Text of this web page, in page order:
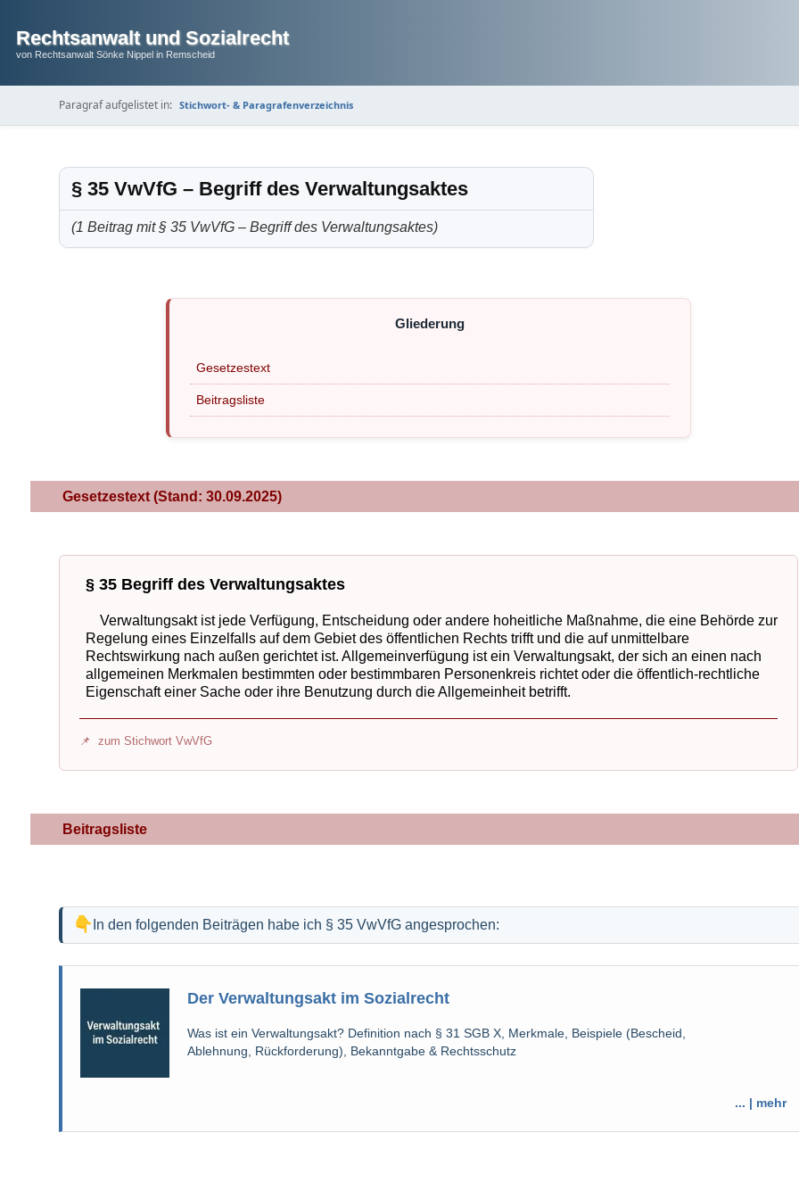
Rechtsanwalt und Sozialrecht
von Rechtsanwalt Sönke Nippel in Remscheid
Paragraf aufgelistet in: Stichwort- & Paragrafenverzeichnis
§ 35 VwVfG – Begriff des Verwaltungsaktes
(1 Beitrag mit § 35 VwVfG – Begriff des Verwaltungsaktes)
Gesetzestext
Beitragsliste
Gesetzestext (Stand: 30.09.2025)
§ 35 Begriff des Verwaltungsaktes
Verwaltungsakt ist jede Verfügung, Entscheidung oder andere hoheitliche Maßnahme, die eine Behörde zur
Regelung eines Einzelfalls auf dem Gebiet des öffentlichen Rechts trifft und die auf unmittelbare
Rechtswirkung nach außen gerichtet ist. Allgemeinverfügung ist ein Verwaltungsakt, der sich an einen nach
allgemeinen Merkmalen bestimmten oder bestimmbaren Personenkreis richtet oder die öffentlich-rechtliche
Eigenschaft einer Sache oder ihre Benutzung durch die Allgemeinheit betrifft.
zum Stichwort VwVfG
Beitragsliste
In den folgenden Beiträgen habe ich § 35 VwVfG angesprochen:
Der Verwaltungsakt im Sozialrecht
Was ist ein Verwaltungsakt? Definition nach § 31 SGB X, Merkmale, Beispiele (Bescheid,
Ablehnung, Rückforderung), Bekanntgabe & Rechtsschutz
... | mehr